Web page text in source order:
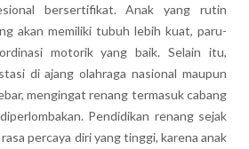
bersertifikat. Anak yang rutin
akan memiliki tubuh lebih kuat, paru-
motorik yang baik. Selain itu,
di ajang olahraga nasional maupun
mengingat renang termasuk cabang
Pendidikan renang sejak
percaya diri yang tinggi, karena anak